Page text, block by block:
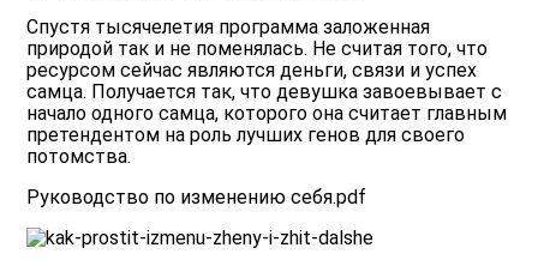
Спустя тысячелетия программа заложенная
природой так и не поменялась. Не считая того, что
ресурсом сейчас являются деньги, связи и успех
самца. Получается так, что девушка завоевывает с
начало одного самца, которого она считает главным
претендентом на роль лучших генов для своего
потомства.
Руководство по изменению себя.pdf